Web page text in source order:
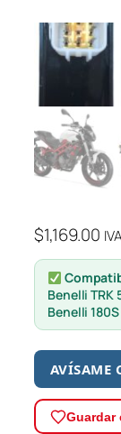
$1,169.00
Benelli TRK
Benelli 180S
AVÍSAME
Guardar